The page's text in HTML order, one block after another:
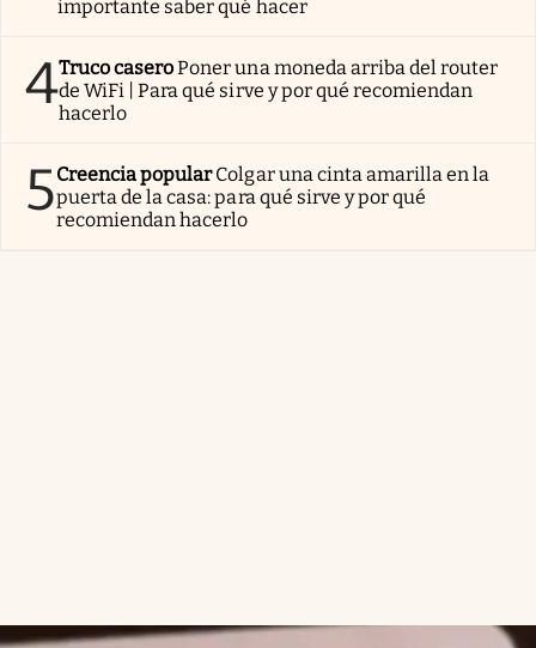
importante saber qué hacer
4Truco caseroPoner una moneda arriba del router
de WiFi | Para qué sirve y por qué recomiendan
hacerlo
5Creencia popularColgar una cinta amarilla en la
puerta de la casa: para qué sirve y por qué
recomiendan hacerlo